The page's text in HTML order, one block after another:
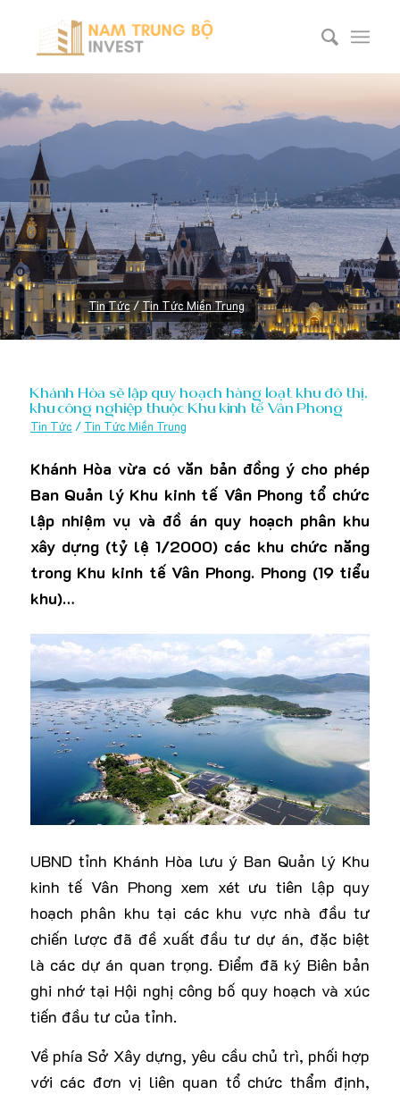
Tin Tức/Tin Tức Miền Trung
Khánh Hòa sẽ lập quy hoạch hàng loạt khu đô thị,
khu công nghiệp thuộc Khu kinh tế Vân Phong
Tin Tức / Tin Tức Miền Trung
Khánh Hòa vừa có văn bản đồng ý cho phép
Ban Quản lý Khu kinh tế Vân Phong tổ chức
lập nhiệm vụ và đồ án quy hoạch phân khu
xây dựng (tỷ lệ 1/2000) các khu chức năng
trong Khu kinh tế Vân Phong. Phong (19 tiểu
khu)…
UBND tỉnh Khánh Hòa lưu ý Ban Quản lý Khu
kinh tế Vân Phong xem xét ưu tiên lập quy
hoạch phân khu tại các khu vực nhà đầu tư
chiến lược đã đề xuất đầu tư dự án, đặc biệt
là các dự án quan trọng. Điểm đã ký Biên bản
ghi nhớ tại Hội nghị công bố quy hoạch và xúc
tiến đầu tư của tỉnh.
Về phía Sở Xây dựng, yêu cầu chủ trì, phối hợp
với các đơn vị liên quan tổ chức thẩm định,